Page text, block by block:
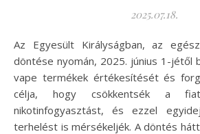
2025.07.18.
Az Egyesült Királyságban, az egészségügyi hatóságok
döntése nyomán, 2025. június 1-jétől
vape termékek értékesítését és
célja, hogy csökkentsék a
nikotinfogyasztást, és ezzel
terhelést is mérsékeljék. A döntés